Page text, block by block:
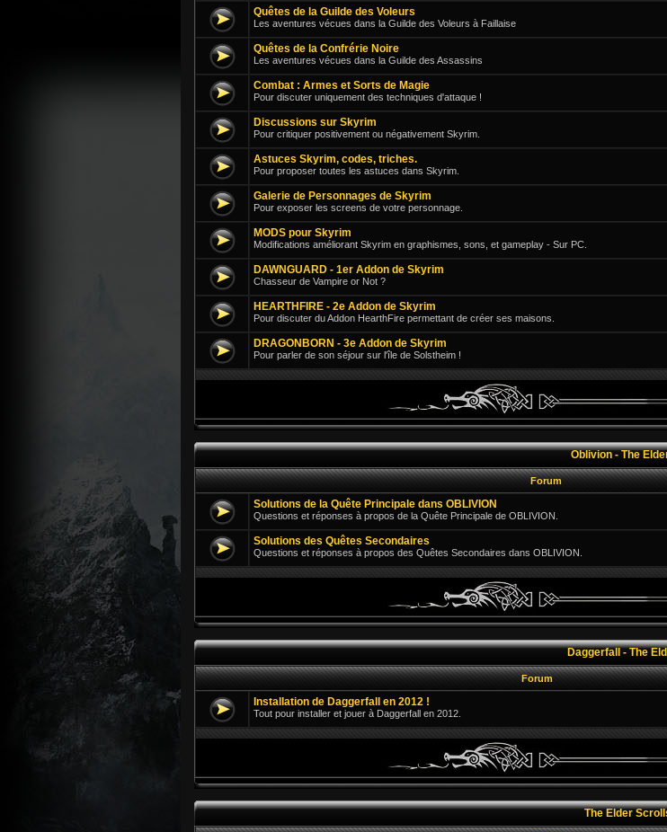
Quêtes de la Guilde des Voleurs
Les aventures vécues dans la Guilde des Voleurs à Faillaise
Quêtes de la Confrérie Noire
Les aventures vécues dans la Guilde des Assassins
Combat : Armes et Sorts de Magie
Pour discuter uniquement des techniques d'attaque !
Discussions sur Skyrim
Pour critiquer positivement ou négativement Skyrim.
Astuces Skyrim, codes, triches.
Pour proposer toutes les astuces dans Skyrim.
Galerie de Personnages de Skyrim
Pour exposer les screens de votre personnage.
MODS pour Skyrim
Modifications améliorant Skyrim en graphismes, sons, et gameplay - Sur PC.
DAWNGUARD - 1er Addon de Skyrim
Chasseur de Vampire or Not ?
HEARTHFIRE - 2e Addon de Skyrim
Pour discuter du Addon HearthFire permettant de créer ses maisons.
DRAGONBORN - 3e Addon de Skyrim
Pour parler de son séjour sur l'île de Solstheim !
Oblivion - The
Forum
Solutions de la Quête Principale dans OBLIVION
Questions et réponses à propos de la Quête Principale de OBLIVION.
Solutions des Quêtes Secondaires
Questions et réponses à propos des Quêtes Secondaires dans OBLIVION.
Daggerfall - The
Forum
Installation de Daggerfall en 2012 !
Tout pour installer et jouer à Daggerfall en 2012.
The Elder